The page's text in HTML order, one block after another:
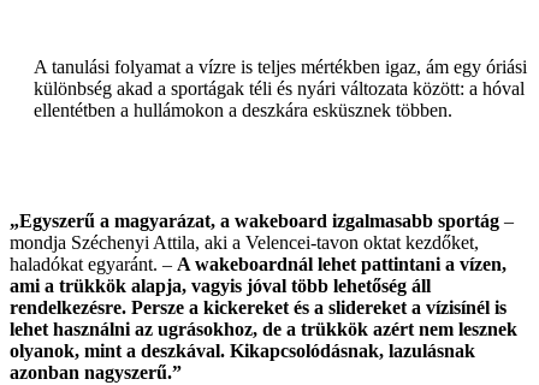
A tanulási folyamat a vízre is teljes mértékben igaz, ám egy óriási
különbség akad a sportágak téli és nyári változata között: a hóval
ellentétben a hullámokon a deszkára esküsznek többen.
„Egyszerű a magyarázat, a wakeboard izgalmasabb sportág –
mondja Széchenyi Attila, aki a Velencei-tavon oktat kezdőket,
haladókat egyaránt. – A wakeboardnál lehet pattintani a vízen,
ami a trükkök alapja, vagyis jóval több lehetőség áll
rendelkezésre. Persze a kickereket és a slidereket a vízisínél is
lehet használni az ugrásokhoz, de a trükkök azért nem lesznek
olyanok, mint a deszkával. Kikapcsolódásnak, lazulásnak
azonban nagyszerű.”